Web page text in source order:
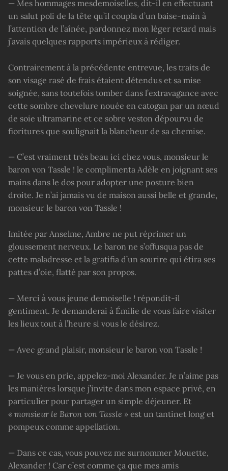
— Mes hommages mesdemoiselles, dit-il en effectuant
un salut poli de la tête qu’il coupla d’un baise-main à
l’attention de l’aînée, pardonnez mon léger retard mais
j’avais quelques rapports impérieux à rédiger.
Contrairement à la précédente entrevue, les traits de
son visage rasé de frais étaient détendus et sa mise
soignée, sans toutefois tomber dans l’extravagance avec
cette sombre chevelure nouée en catogan par un nœud
de soie ultramarine et ce sobre veston dépourvu de
fioritures que soulignait la blancheur de sa chemise.
— C’est vraiment très beau ici chez vous, monsieur le
baron von Tassle ! le complimenta Adèle en joignant ses
mains dans le dos pour adopter une posture bien
droite. Je n’ai jamais vu de maison aussi belle et grande,
monsieur le baron von Tassle !
Imitée par Anselme, Ambre ne put réprimer un
gloussement nerveux. Le baron ne s’offusqua pas de
cette maladresse et la gratifia d’un sourire qui étira ses
pattes d’oie, flatté par son propos.
— Merci à vous jeune demoiselle ! répondit-il
gentiment. Je demanderai à Émilie de vous faire visiter
les lieux tout à l’heure si vous le désirez.
— Avec grand plaisir, monsieur le baron von Tassle !
— Je vous en prie, appelez-moi Alexander. Je n’aime pas
les manières lorsque j’invite dans mon espace privé, en
particulier pour partager un simple déjeuner. Et
« monsieur le Baron von Tassle » est un tantinet long et
pompeux comme appellation.
— Dans ce cas, vous pouvez me surnommer Mouette,
Alexander ! Car c’est comme ça que mes amis